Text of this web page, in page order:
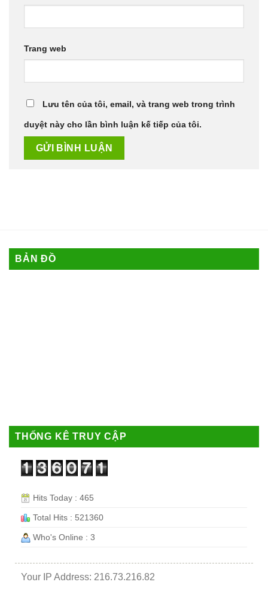
Trang web
Lưu tên của tôi, email, và trang web trong trình
duyệt này cho lần bình luận kế tiếp của tôi.
BẢN ĐỒ
THỐNG KÊ TRUY CẬP
Hits Today : 465
Total Hits : 521360
Who's Online : 3
Your IP Address: 216.73.216.82